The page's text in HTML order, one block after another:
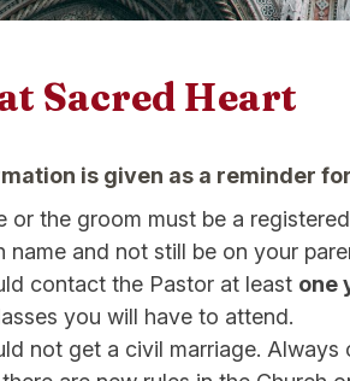
Sacred Heart
is given as a reminder
or the groom must be a
name and not still be on your
contact the Pastor at least one
you will have to attend.
not get a civil marriage.